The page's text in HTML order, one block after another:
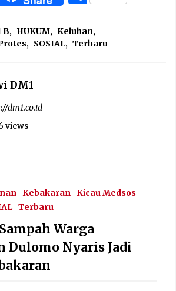
B, HUKUM, Keluhan,
, SOSIAL, Terbaru
DM1
dm1.co.id
views
Kebakaran Kicau Medsos
Terbaru
Warga
Dulomo Nyaris Jadi